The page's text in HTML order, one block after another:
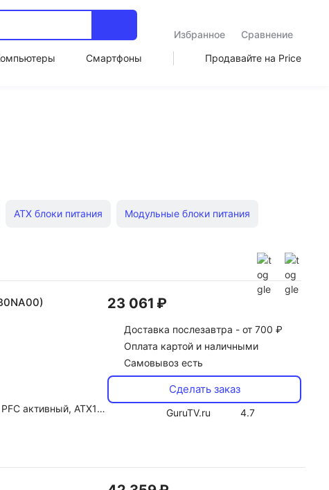
Избранное
Сравнение
Смартфоны Продавайте на Price
ATX блоки питания Модульные блоки питания
ATX Блоки питания Chieftec SFX
диаметр вентилятора 135 мм
23 061 ₽
Доставка послезавтра - от 700 ₽
Оплата картой и наличными
Самовывоз есть
Сделать заказ
GuruTV.ru 4.7